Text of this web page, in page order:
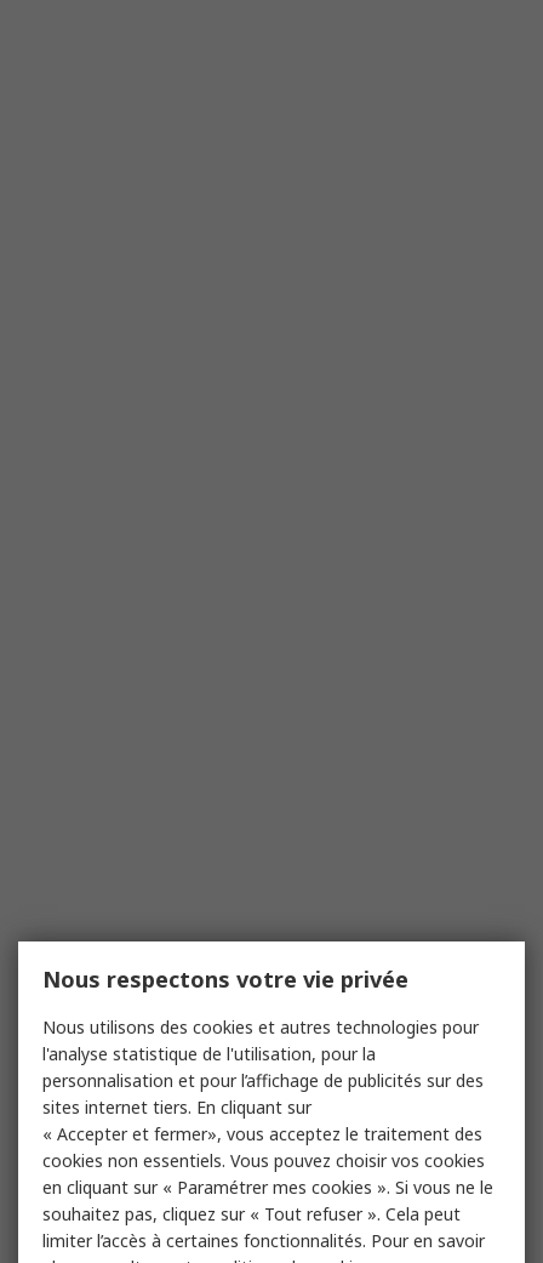
Nous respectons votre vie privée
Nous utilisons des cookies et autres technologies pour
l'analyse statistique de l'utilisation, pour la
personnalisation et pour l’affichage de publicités sur des
sites internet tiers. En cliquant sur
« Accepter et fermer», vous acceptez le traitement des
cookies non essentiels. Vous pouvez choisir vos cookies
en cliquant sur « Paramétrer mes cookies ». Si vous ne le
souhaitez pas, cliquez sur « Tout refuser ». Cela peut
limiter l’accès à certaines fonctionnalités. Pour en savoir